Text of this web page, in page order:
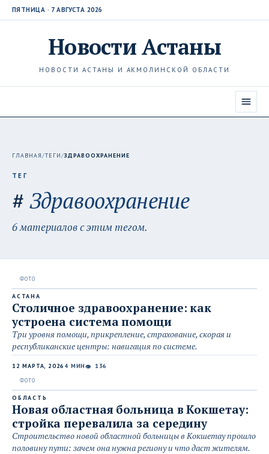
ПЯТНИЦА · 7 АВГУСТА 2026
НовостиАстаны
НОВОСТИ АСТАНЫ И АКМОЛИНСКОЙ ОБЛАСТИ
ГЛАВНАЯ/ТЕГИ/ЗДРАВООХРАНЕНИЕ
ТЕГ
# Здравоохранение
6 материалов с этим тегом.
АСТАНА
Столичное здравоохранение: как
устроена система помощи
Три уровня помощи, прикрепление, страхование, скорая и
республиканские центры: навигация по системе.
12 МАРТА, 2026 4 МИН👁 136
ОБЛАСТЬ
Новая областная больница в Кокшетау:
стройка перевалила за середину
Строительство новой областной больницы в Кокшетау прошло
половину пути: зачем она нужна региону и что даст жителям.